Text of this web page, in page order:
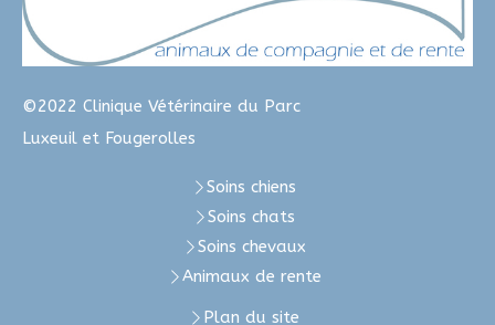
©2022 Clinique Vétérinaire du Parc
Luxeuil et Fougerolles
Soins chiens
Soins chats
Soins chevaux
Animaux de rente
Plan du site